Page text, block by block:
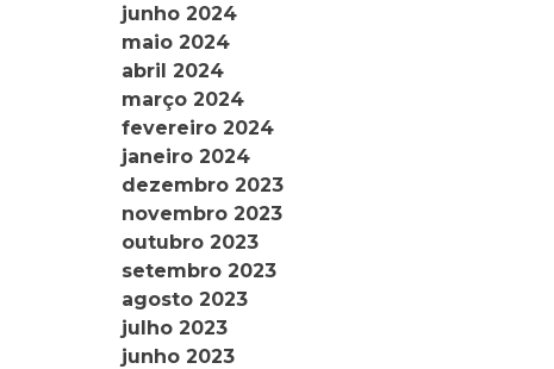
junho 2024
maio 2024
abril 2024
março 2024
fevereiro 2024
janeiro 2024
dezembro 2023
novembro 2023
outubro 2023
setembro 2023
agosto 2023
julho 2023
junho 2023